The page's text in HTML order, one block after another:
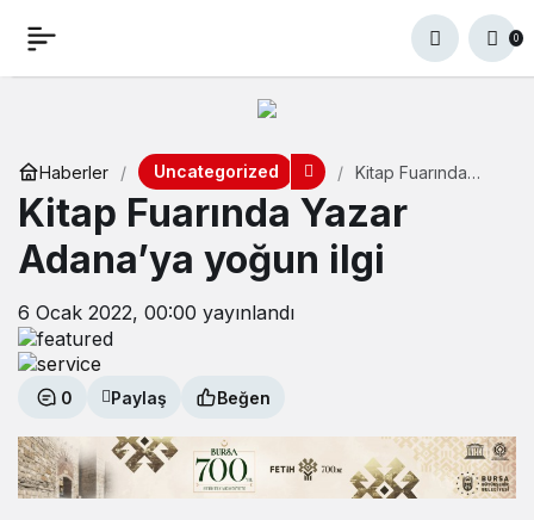
0
Haberler Uncategorized
Kitap Fuarında
yoğun ilgi
Kitap Fuarında Yazar
Adana’ya yoğun ilgi
6 Ocak 2022, 00:00 yayınlandı
0 Paylaş Beğen